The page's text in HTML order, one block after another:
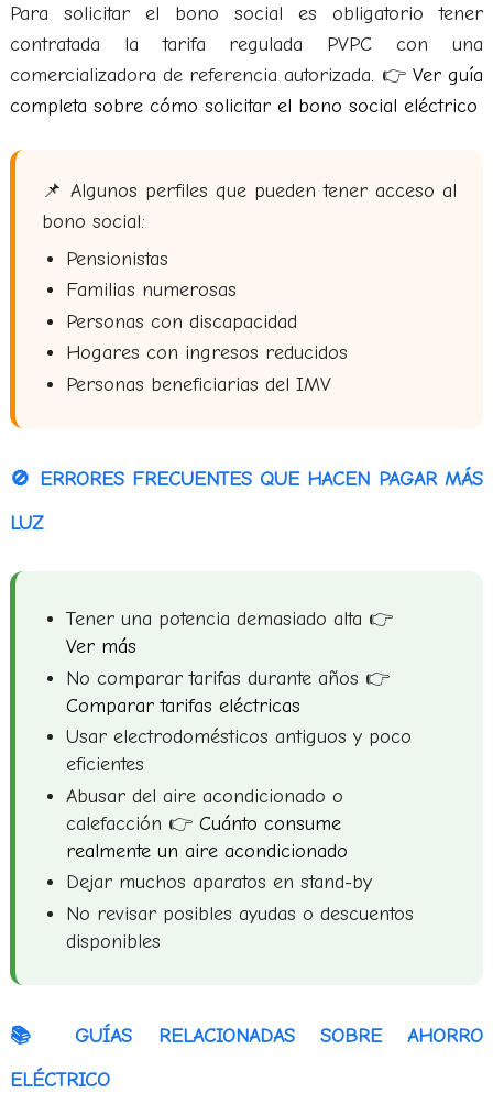
Para solicitar el bono social es obligatorio tener
contratada la tarifa regulada PVPC con una
comercializadora de referencia autorizada. 👉 Ver guía
completa sobre cómo solicitar el bono social eléctrico
📌 Algunos perfiles que pueden tener acceso al
bono social:
Pensionistas
Familias numerosas
Personas con discapacidad
Hogares con ingresos reducidos
Personas beneficiarias del IMV
🚫 ERRORES FRECUENTES QUE HACEN PAGAR MÁS
LUZ
Tener una potencia demasiado alta 👉
Ver más
No comparar tarifas durante años 👉
Comparar tarifas eléctricas
Usar electrodomésticos antiguos y poco
eficientes
Abusar del aire acondicionado o
calefacción 👉 Cuánto consume
realmente un aire acondicionado
Dejar muchos aparatos en stand-by
No revisar posibles ayudas o descuentos
disponibles
📚 GUÍAS RELACIONADAS SOBRE AHORRO
ELÉCTRICO